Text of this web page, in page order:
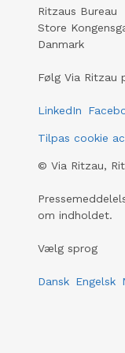
Ritzaus Bureau
Store
Danmark
Følg Via Ritzau
LinkedIn
Tilpas cookie
© Via Ritzau,
om indholdet.
Vælg sprog
Dansk Engelsk